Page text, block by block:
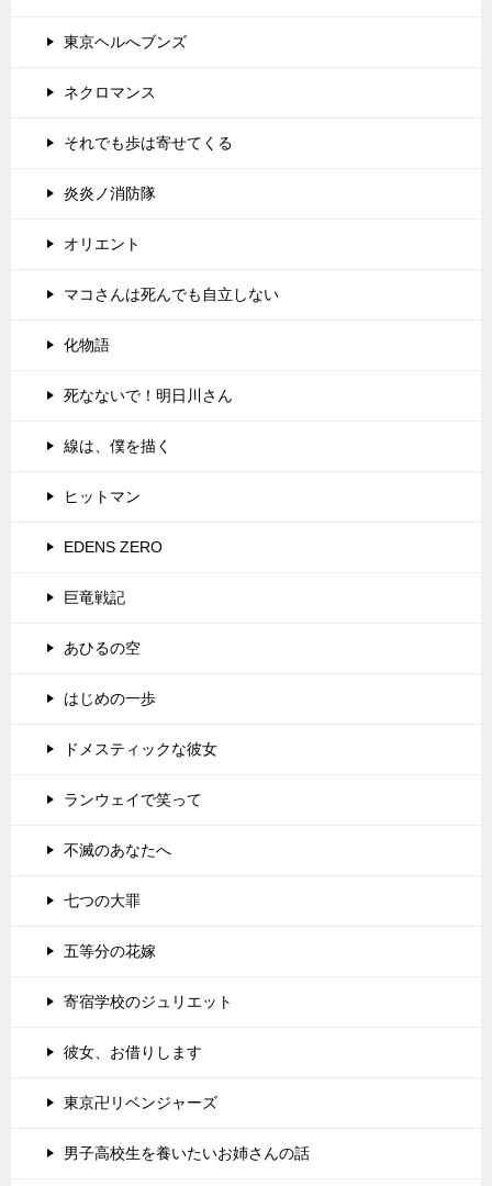
東京ヘルへブンズ
ネクロマンス
それでも歩は寄せてくる
炎炎ノ消防隊
オリエント
マコさんは死んでも自立しない
化物語
死なないで！明日川さん
線は、僕を描く
ヒットマン
EDENS ZERO
巨竜戦記
あひるの空
はじめの一歩
ドメスティックな彼女
ランウェイで笑って
不滅のあなたへ
七つの大罪
五等分の花嫁
寄宿学校のジュリエット
彼女、お借りします
東京卍リベンジャーズ
男子高校生を養いたいお姉さんの話